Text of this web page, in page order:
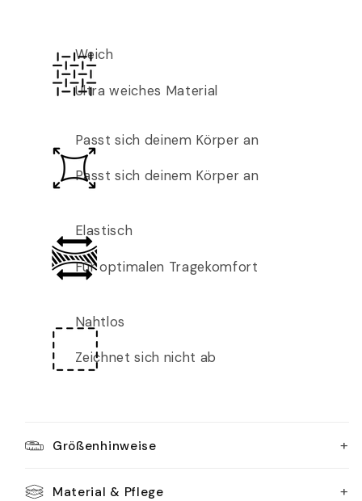
Weich
Ultra weiches Material
Passt sich deinem Körper an
Passt sich deinem Körper an
Elastisch
Für optimalen Tragekomfort
Nahtlos
Zeichnet sich nicht ab
Größenhinweise +
Material & Pflege +